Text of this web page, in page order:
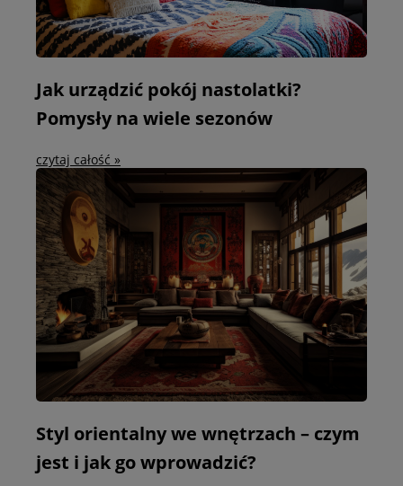
Jak urządzić pokój nastolatki?
Pomysły na wiele sezonów
czytaj całość »
Styl orientalny we wnętrzach – czym
jest i jak go wprowadzić?